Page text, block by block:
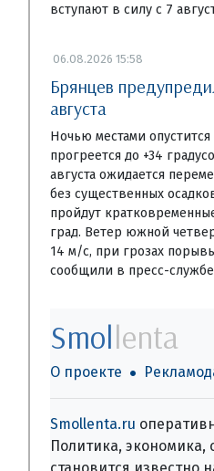
вступают в силу с 7
06.08.2026 15:58
Брянцев
августа
Ночью местами опустится
прогреется до +34
августа ожидается
без существенных
пройдут
град. Ветер южной
14 м/с, при грозах
сообщили в пресс-
Smollenta
О проекте
Smollenta.ru
Политика, экономика,
становится известно